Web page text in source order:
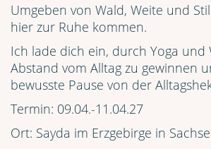
Umgeben von Wald, Weite und
hier zur Ruhe kommen.
Ich lade dich ein, durch Yoga und
Abstand vom Alltag zu gewinnen
bewusste Pause von der
Termin: 09.04.-11.04.27
Ort: Sayda im Erzgebirge in